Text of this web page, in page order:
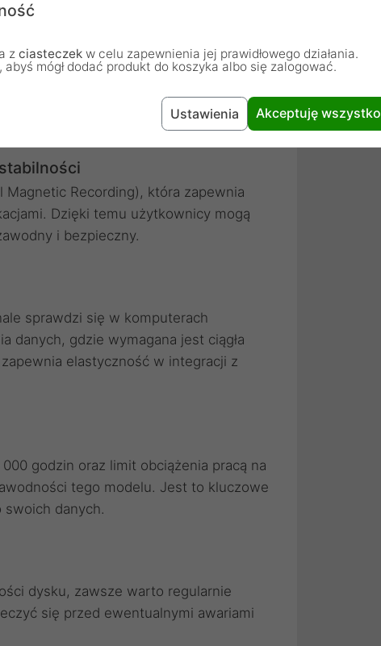
prędkość obrotową 7200 obr./min,
w zastosowaniach wymagających
cache pozwala na efektywne
ogólną wydajność systemu.
Recording), która zapewnia
Dzięki temu użytkownicy mogą
i bezpieczny.
sprawdzi się w komputerach
danych, gdzie wymagana jest ciągła
elastyczność w integracji z
godzin oraz limit obciążenia pracą na
tego modelu. Jest to kluczowe
swoich danych.
dysku, zawsze warto regularnie
się przed ewentualnymi awariami
z ciasteczek w celu zapewnienia jej prawidłowego działania.
mógł dodać produkt do koszyka albo się zalogować.
Ustawienia Akceptuję wszystko